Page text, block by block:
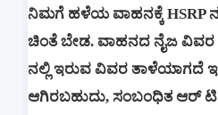
ನಿಮಗೆ ಹಳೆಯ ವಾಹನಕ್ಕೆ HSRP
ಚಿಂತೆ ಬೇಡ. ವಾಹನದ ನೈಜ
ನಲ್ಲಿ ಇರುವ ವಿವರ ತಾಳೆಯಾಗದೆ
ಆಗಿರಬಹುದು, ಸಂಬಂಧಿತ ಆರ್